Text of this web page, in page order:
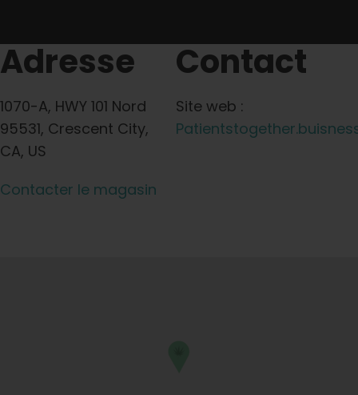
Adresse
1070-A, HWY 101 Nord
95531, Crescent City,
CA, US
Contact
Site web :
Contacter le magasin